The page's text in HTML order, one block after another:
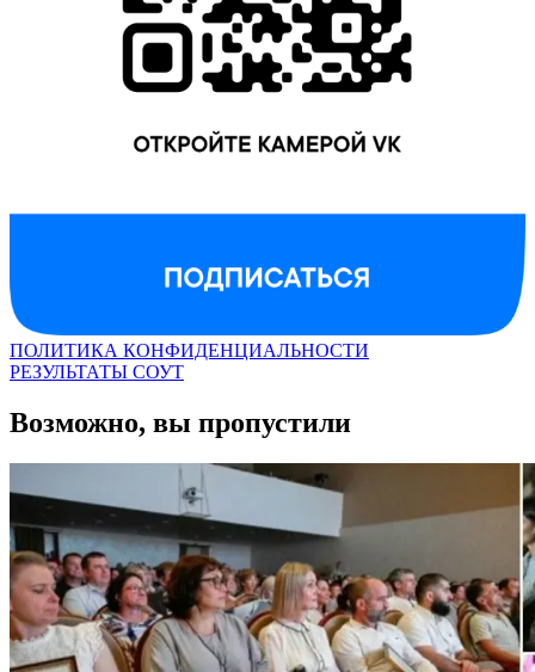
ПОЛИТИКА КОНФИДЕНЦИАЛЬНОСТИ
РЕЗУЛЬТАТЫ СОУТ
Возможно, вы пропустили